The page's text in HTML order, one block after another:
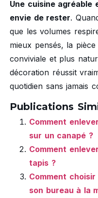
Une cuisine agréable
envie de rester.
que les volumes
mieux pensés, la
conviviale et plus
décoration réussit
quotidien sans jamais
Publications
Comment
sur un canapé ?
Comment
tapis ?
Comment
son bureau à la